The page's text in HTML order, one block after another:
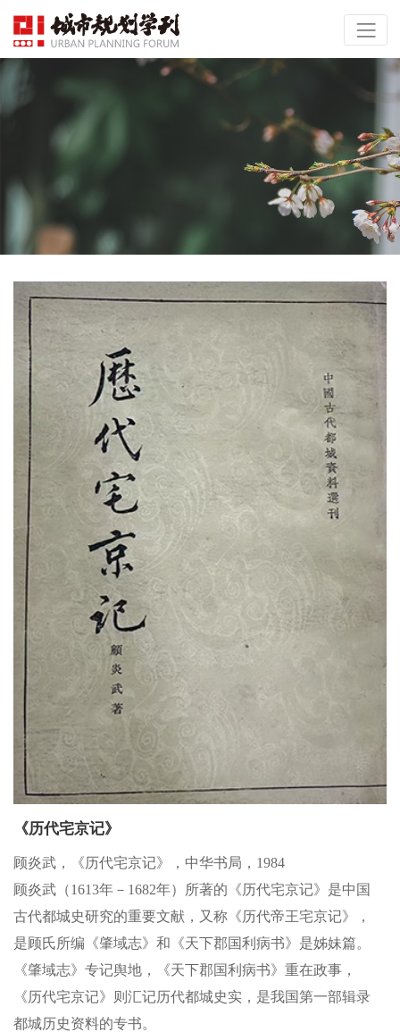
《历代宅京记》
顾炎武，《历代宅京记》，中华书局，1984
顾炎武（1613年－1682年）所著的《历代宅京记》是中国
古代都城史研究的重要文献，又称《历代帝王宅京记》，
是顾氏所编《肇域志》和《天下郡国利病书》是姊妹篇。
《肇域志》专记舆地，《天下郡国利病书》重在政事，
《历代宅京记》则汇记历代都城史实，是我国第一部辑录
都城历史资料的专书。